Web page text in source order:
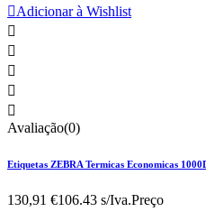
Adicionar à Wishlist





Avaliação(0)
Etiquetas ZEBRA Termicas Economicas
130,91 €106.43 s/Iva.Preço